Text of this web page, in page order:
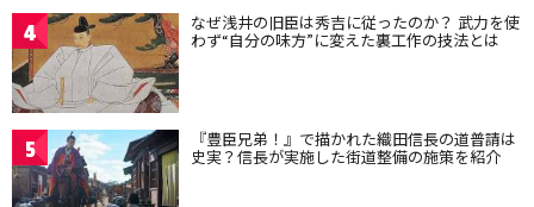
4 なぜ浅井の旧臣は秀吉に従ったのか？ 武力を使
わず“自分の味方”に変えた裏工作の技法とは
5 『豊臣兄弟！』で描かれた織田信長の道普請は
史実？信長が実施した街道整備の施策を紹介